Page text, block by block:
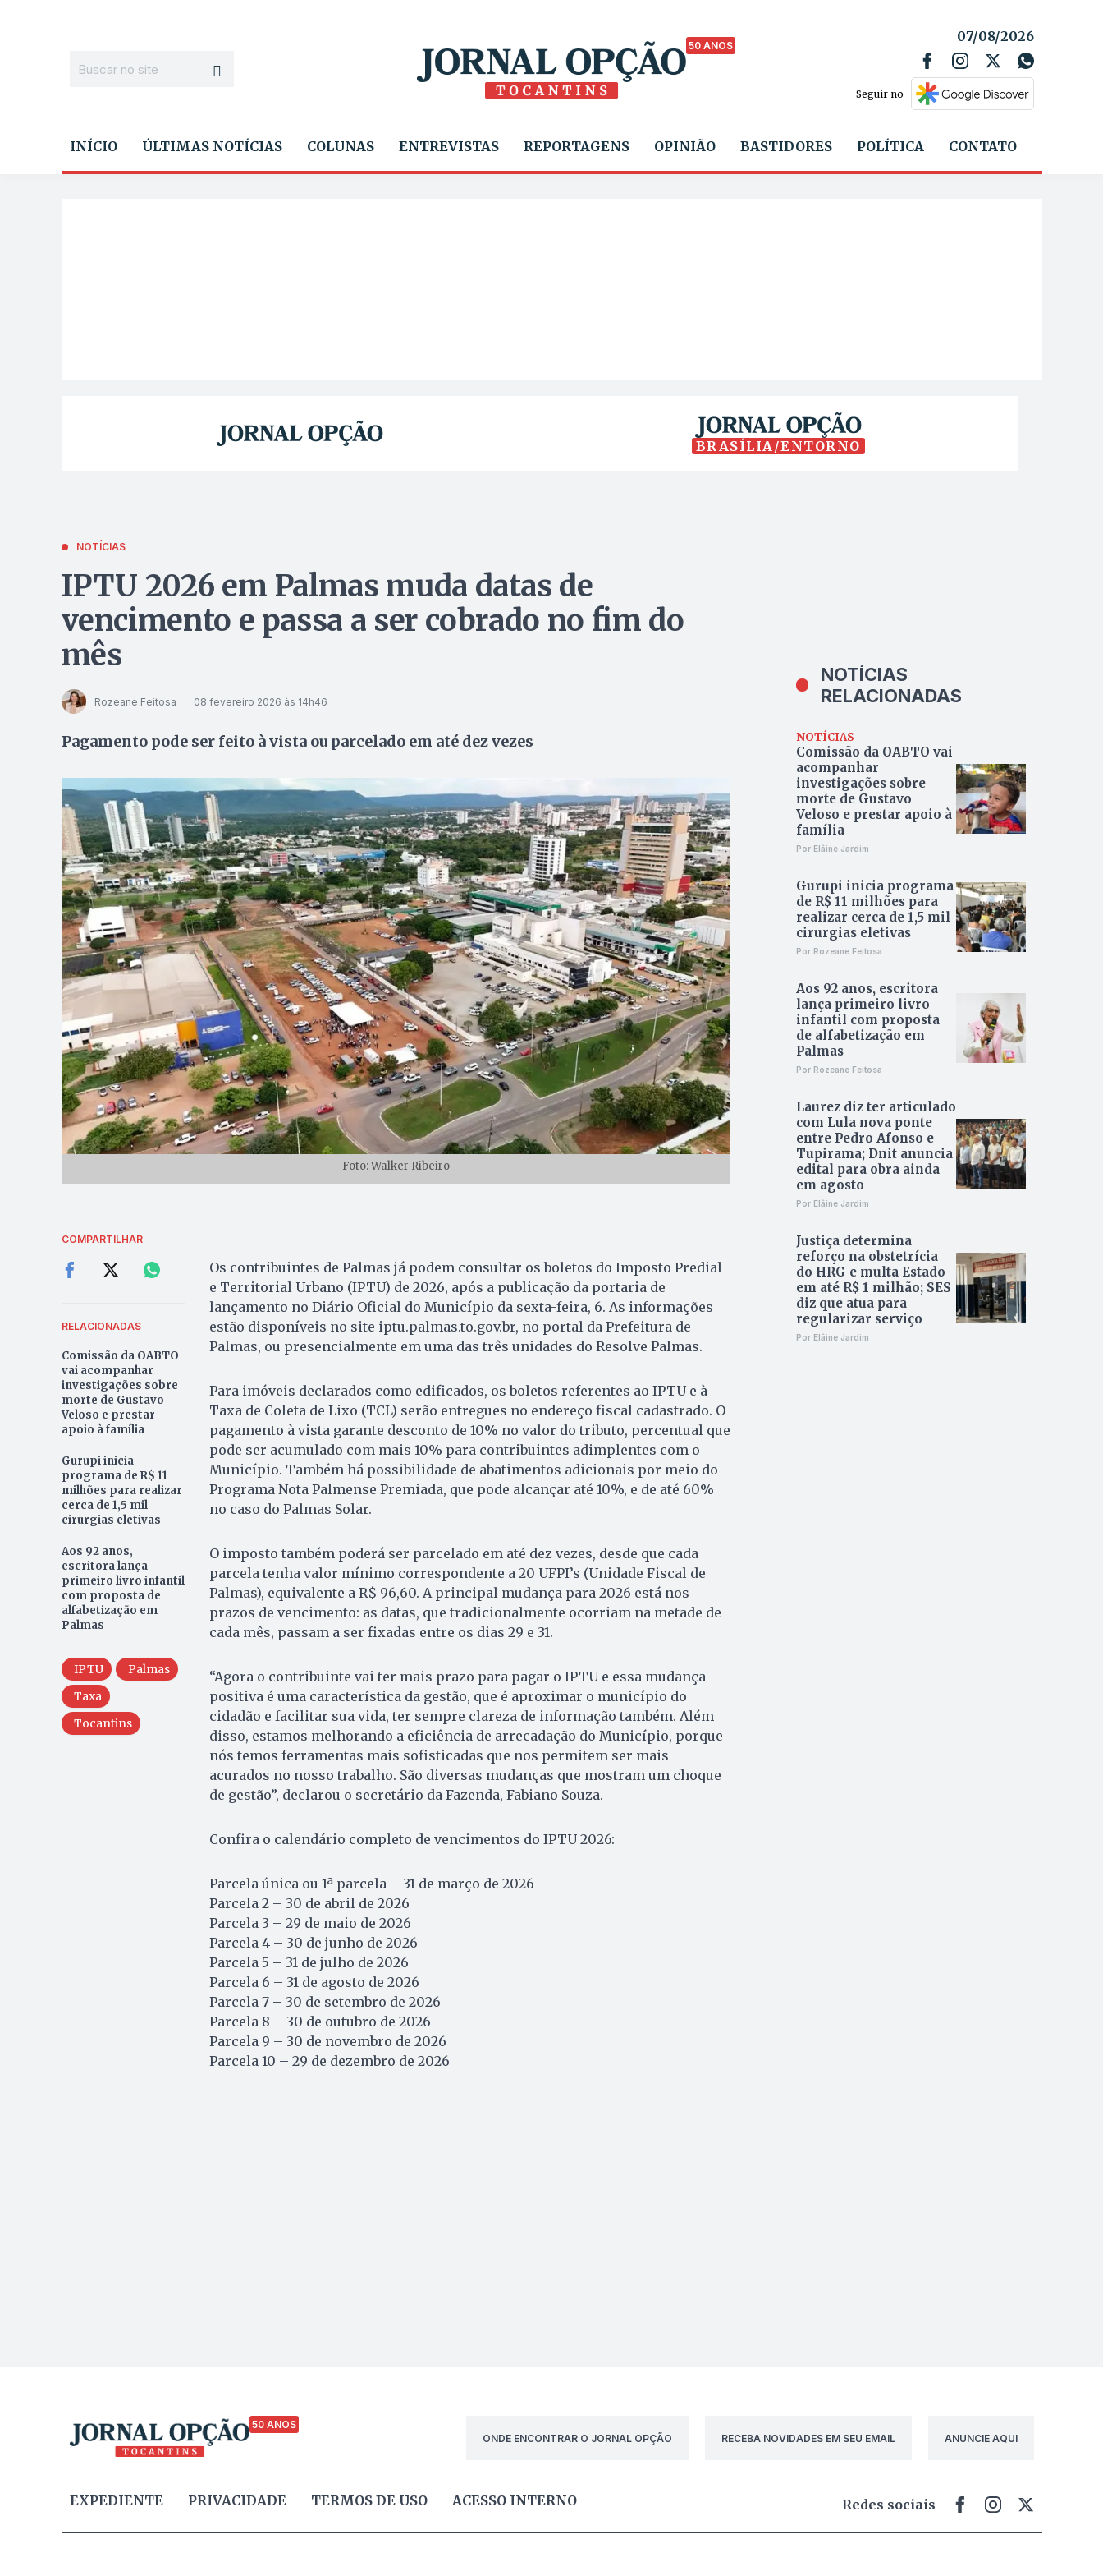
50 ANOS
07/08/2026
Seguir no
INÍCIO ÚLTIMAS NOTÍCIAS COLUNAS ENTREVISTAS REPORTAGENS OPINIÃO BASTIDORES POLÍTICA CONTATO
BRASÍLIA/ENTORNO
NOTÍCIAS
IPTU 2026 em Palmas muda datas de
vencimento e passa a ser cobrado no fim do
mês
Rozeane Feitosa 08 fevereiro 2026 às 14h46
Pagamento pode ser feito à vista ou parcelado em até dez vezes
Foto: Walker Ribeiro
COMPARTILHAR
RELACIONADAS
Comissão da OABTO
vai acompanhar
investigações sobre
morte de Gustavo
Veloso e prestar
apoio à família
Gurupi inicia
programa de R$ 11
milhões para realizar
cerca de 1,5 mil
cirurgias eletivas
Aos 92 anos,
escritora lança
primeiro livro infantil
com proposta de
alfabetização em
Palmas
IPTU
Palmas
Taxa
Tocantins
Os contribuintes de Palmas já podem consultar os boletos do Imposto Predial
e Territorial Urbano (IPTU) de 2026, após a publicação da portaria de
lançamento no Diário Oficial do Município da sexta-feira, 6. As informações
estão disponíveis no site iptu.palmas.to.gov.br, no portal da Prefeitura de
Palmas, ou presencialmente em uma das três unidades do Resolve Palmas.
Para imóveis declarados como edificados, os boletos referentes ao IPTU e à
Taxa de Coleta de Lixo (TCL) serão entregues no endereço fiscal cadastrado. O
pagamento à vista garante desconto de 10% no valor do tributo, percentual que
pode ser acumulado com mais 10% para contribuintes adimplentes com o
Município. Também há possibilidade de abatimentos adicionais por meio do
Programa Nota Palmense Premiada, que pode alcançar até 10%, e de até 60%
no caso do Palmas Solar.
O imposto também poderá ser parcelado em até dez vezes, desde que cada
parcela tenha valor mínimo correspondente a 20 UFPI’s (Unidade Fiscal de
Palmas), equivalente a R$ 96,60. A principal mudança para 2026 está nos
prazos de vencimento: as datas, que tradicionalmente ocorriam na metade de
cada mês, passam a ser fixadas entre os dias 29 e 31.
“Agora o contribuinte vai ter mais prazo para pagar o IPTU e essa mudança
positiva é uma característica da gestão, que é aproximar o município do
cidadão e facilitar sua vida, ter sempre clareza de informação também. Além
disso, estamos melhorando a eficiência de arrecadação do Município, porque
nós temos ferramentas mais sofisticadas que nos permitem ser mais
acurados no nosso trabalho. São diversas mudanças que mostram um choque
de gestão”, declarou o secretário da Fazenda, Fabiano Souza.
Confira o calendário completo de vencimentos do IPTU 2026:
Parcela única ou 1ª parcela – 31 de março de 2026
Parcela 2 – 30 de abril de 2026
Parcela 3 – 29 de maio de 2026
Parcela 4 – 30 de junho de 2026
Parcela 5 – 31 de julho de 2026
Parcela 6 – 31 de agosto de 2026
Parcela 7 – 30 de setembro de 2026
Parcela 8 – 30 de outubro de 2026
Parcela 9 – 30 de novembro de 2026
Parcela 10 – 29 de dezembro de 2026
NOTÍCIAS
RELACIONADAS
NOTÍCIAS
Comissão da OABTO vai
acompanhar
investigações sobre
morte de Gustavo
Veloso e prestar apoio à
família
Por Elâine Jardim
Gurupi inicia programa
de R$ 11 milhões para
realizar cerca de 1,5 mil
cirurgias eletivas
Por Rozeane Feitosa
Aos 92 anos, escritora
lança primeiro livro
infantil com proposta
de alfabetização em
Palmas
Por Rozeane Feitosa
Laurez diz ter articulado
com Lula nova ponte
entre Pedro Afonso e
Tupirama; Dnit anuncia
edital para obra ainda
em agosto
Por Elâine Jardim
Justiça determina
reforço na obstetrícia
do HRG e multa Estado
em até R$ 1 milhão; SES
diz que atua para
regularizar serviço
Por Elâine Jardim
50 ANOS
ONDE ENCONTRAR O JORNAL OPÇÃO
RECEBA NOVIDADES EM SEU EMAIL ANUNCIE AQUI
EXPEDIENTE PRIVACIDADE TERMOS DE USO ACESSO INTERNO Redes sociais